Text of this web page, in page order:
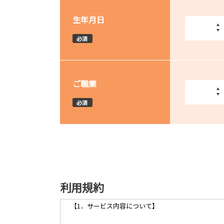
生年月日
必須
ご職業
必須
利用規約
【1．サービス内容について】